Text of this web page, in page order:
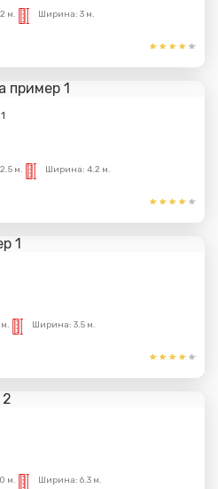
м. Ширина: 3 м.
м. Ширина: 4.2 м.
м. Ширина: 3.5 м.
м. Ширина: 6.3 м.